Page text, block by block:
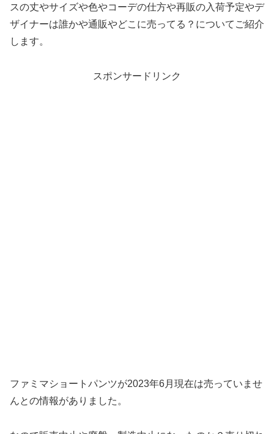
スの丈やサイズや色やコーデの仕方や再販の入荷予定やデ
ザイナーは誰かや通販やどこに売ってる？についてご紹介
します。
スポンサードリンク
ファミマショートパンツが2023年6月現在は売っていませ
んとの情報がありました。